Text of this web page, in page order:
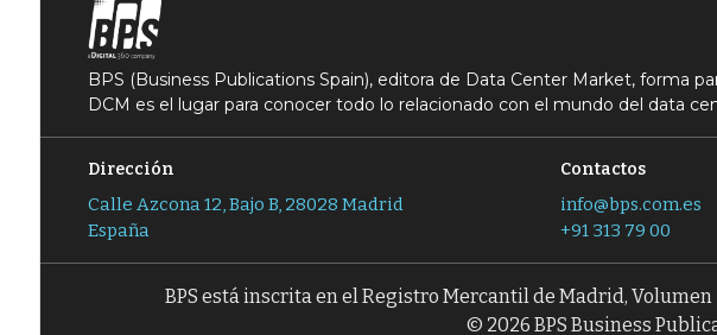
BPS (Business Publications Spain), editora de Data Center Market, forma
DCM es el lugar para conocer todo lo relacionado con el mundo del data
Dirección
Calle Azcona 12, Bajo B, 28028 Madrid
España
Contactos
info@bps.com.es
+91 313 79 00
BPS está inscrita en el Registro Mercantil de Madrid,
© 2026 BPS Business